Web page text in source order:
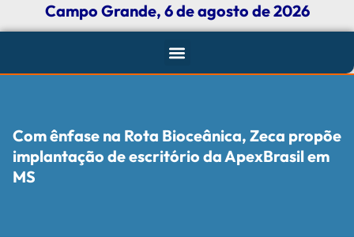
Campo Grande, 6 de agosto de 2026
Com ênfase na Rota Bioceânica, Zeca propõe
implantação de escritório da ApexBrasil em
MS